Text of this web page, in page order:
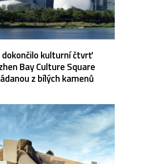
dokončilo kulturní čtvrť
Bay Culture Square
z bílých kamenů